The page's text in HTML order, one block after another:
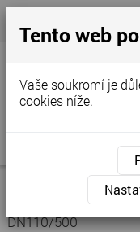
vodoinstalace»
DN110/500
Tento web
Vaše soukromí je
cookies níže.